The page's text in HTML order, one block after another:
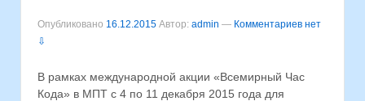
Опубликовано 16.12.2015 Автор: admin — Комментариев нет
⇩
В рамках международной акции «Всемирный Час
Кода» в МПТ с 4 по 11 декабря 2015 года для